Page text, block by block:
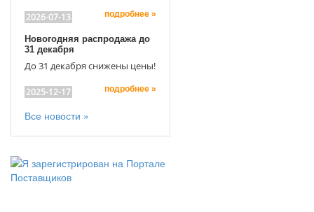
2026-07-13 подробнее »
Новогодняя распродажа до
31 декабря
До 31 декабря снижены цены!
2025-12-17 подробнее »
Все новости »